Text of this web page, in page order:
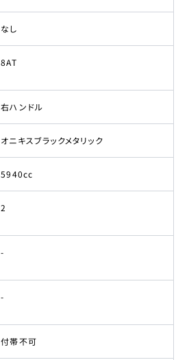
なし
8AT
右ハンドル
オニキスブラックメタリック
5940cc
2
-
-
付帯不可